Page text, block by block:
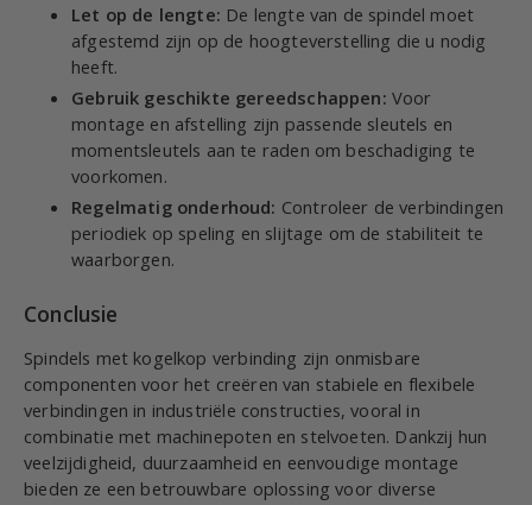
Let op de lengte: De lengte van de spindel moet
afgestemd zijn op de hoogteverstelling die u nodig
heeft.
Gebruik geschikte gereedschappen: Voor
montage en afstelling zijn passende sleutels en
momentsleutels aan te raden om beschadiging te
voorkomen.
Regelmatig onderhoud: Controleer de verbindingen
periodiek op speling en slijtage om de stabiliteit te
waarborgen.
Conclusie
Spindels met kogelkop verbinding zijn onmisbare
componenten voor het creëren van stabiele en flexibele
verbindingen in industriële constructies, vooral in
combinatie met machinepoten en stelvoeten. Dankzij hun
veelzijdigheid, duurzaamheid en eenvoudige montage
bieden ze een betrouwbare oplossing voor diverse